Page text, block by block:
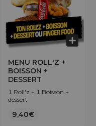
MENU ROLL'Z +
BOISSON +
DESSERT
1 Roll'z + 1 Boisson +
dessert
9,40€